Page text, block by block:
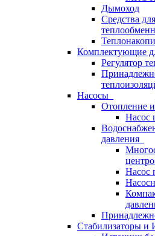
Дымоход
Средства
Комплектующие
Регулятор
Насосы
Отопление
Насос
давления
Насос
Стабилизаторы и